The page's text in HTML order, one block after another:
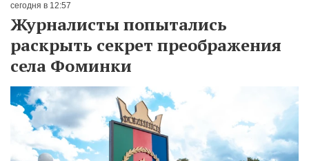
сегодня в 12:57
Журналисты попытались
раскрыть секрет преображения
села Фоминки